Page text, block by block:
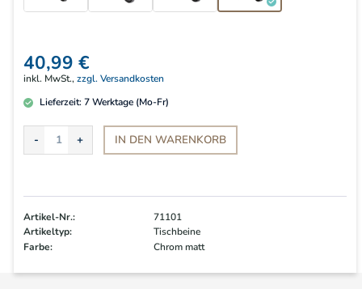
40,99 €
inkl. MwSt.,zzgl. Versandkosten
Lieferzeit: 7Werktage (Mo-Fr)
IN DEN WARENKORB
Artikel-Nr.:
71101
Artikeltyp:
Tischbeine
Farbe:
Chrom matt